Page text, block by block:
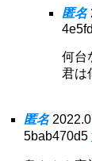
匿名
何台
君は
匿名
5bab470d5